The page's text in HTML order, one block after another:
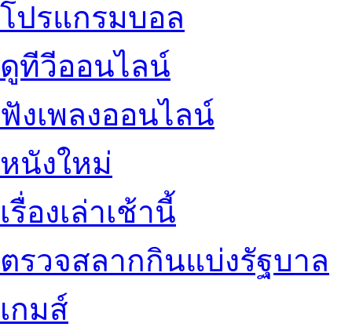
โปรแกรมบอล
ดูทีวีออนไลน์
ฟังเพลงออนไลน์
หนังใหม่
เรื่องเล่าเช้านี้
ตรวจสลากกินแบ่งรัฐบาล
เกมส์